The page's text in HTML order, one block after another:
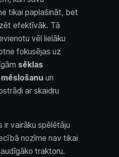
tikai paplašināt, bet
efektīvāk. Tā
vēl lielāku
fokusējas uz
sēklas
mēslošanu un
ar skaidru
ir vairāku spēlētāju
nozīme nav tikai
traktoru.